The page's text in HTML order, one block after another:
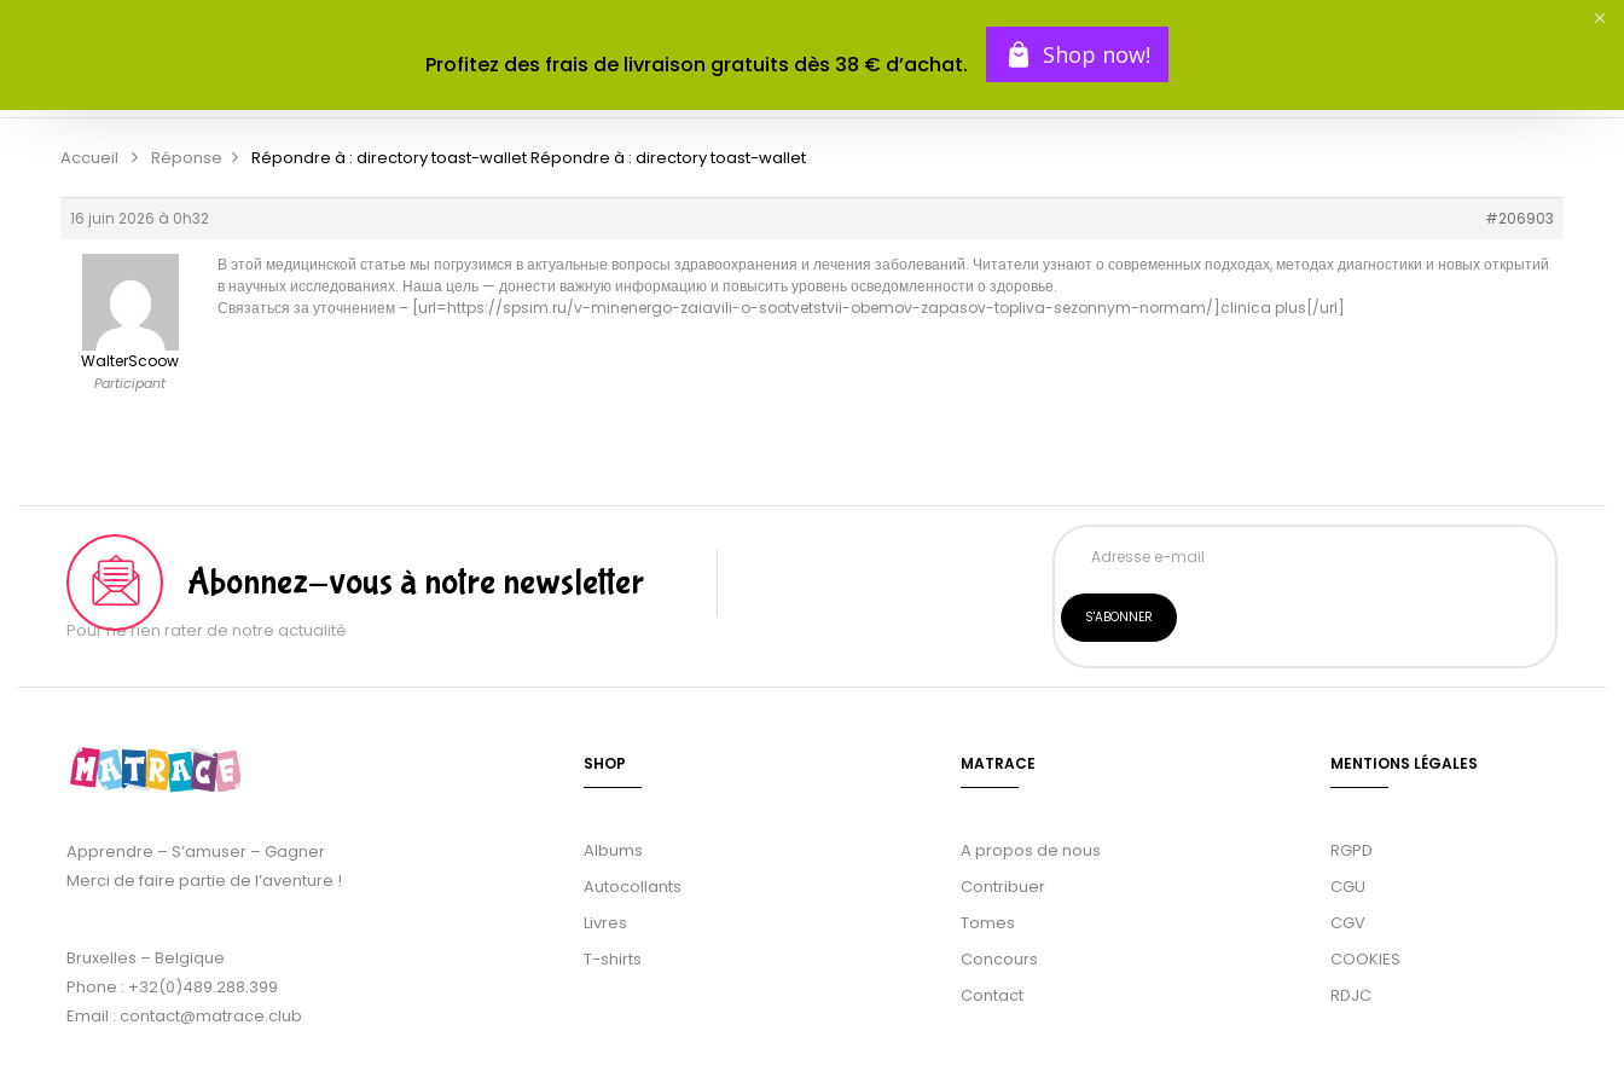
Profitez des frais de livraison gratuits dès 38 € d’achat. Shop now!
CONTACT
Accueil Réponse Répondre à : directory toast-walletRépondre à : directory toast-wallet
16 juin 2026 à 0h32 #206903
WalterScoow
Participant
В этой медицинской статье мы погрузимся в актуальные вопросы здравоохранения и лечения заболеваний. Читатели узнают о современных подходах, методах диагностики и новых открытий
в научных исследованиях. Наша цель — донести важную информацию и повысить уровень осведомленности о здоровье.
Связаться за уточнением – [url=https://spsim.ru/v-minenergo-zaiavili-o-sootvetstvii-obemov-zapasov-topliva-sezonnym-normam/]clinica plus[/url]
Abonnez-vous à notre newsletter
Pour ne rien rater de notre actualité
Apprendre – S’amuser – Gagner
Merci de faire partie de l’aventure !
Bruxelles – Belgique
Phone : +32(0)489.288.399
Email : contact@matrace.club
SHOP
Albums
Autocollants
Livres
T-shirts
MATRACE
A propos de nous
Contribuer
Tomes
Concours
Contact
MENTIONS LÉGALES
RGPD
CGU
CGV
COOKIES
RDJC